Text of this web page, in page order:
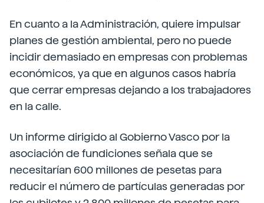
En cuanto a la Administración, quiere impulsar
planes de gestión ambiental, pero no puede
incidir demasiado en empresas con problemas
económicos, ya que en algunos casos habría
que cerrar empresas dejando a los trabajadores
en la calle.
Un informe dirigido al Gobierno Vasco por la
asociación de fundiciones señala que se
necesitarían 600 millones de pesetas para
reducir el número de partículas generadas por